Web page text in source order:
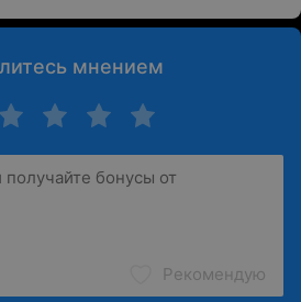
мнением
Рекомендую